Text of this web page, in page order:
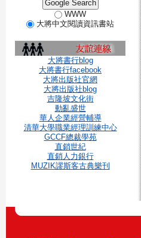
WWW
大將中文閱讀資訊書站
大將書行blog
大將書行facebook
大將出版社官網
大將出版社blog
吉隆坡文化街
動亂盛世
華人企業經營輔導
清華大學職業經理訓練中心
GCCF總裁學苑
直銷世紀
直銷人力銀行
MUZIK謬斯客古典樂刊